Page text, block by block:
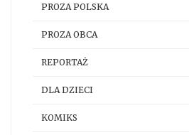
PROZA POLSKA
PROZA OBCA
REPORTAŻ
DLA DZIECI
KOMIKS